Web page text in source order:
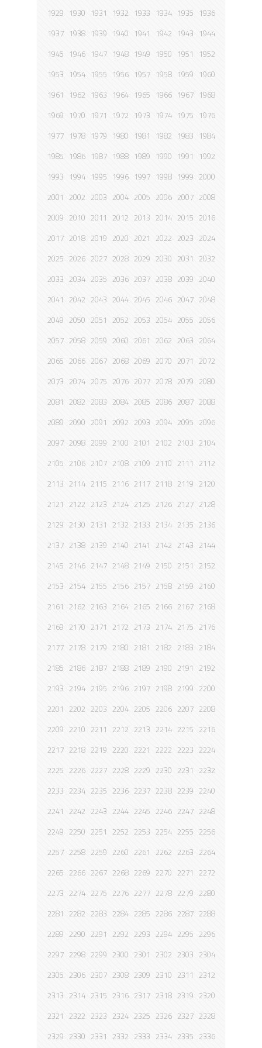
1929 1930 1931 1932 1933 1934 1935 1936
1937 1938 1939 1940 1941 1942 1943 1944
1945 1946 1947 1948 1949 1950 1951 1952
1953 1954 1955 1956 1957 1958 1959 1960
1961 1962 1963 1964 1965 1966 1967 1968
1969 1970 1971 1972 1973 1974 1975 1976
1977 1978 1979 1980 1981 1982 1983 1984
1985 1986 1987 1988 1989 1990 1991 1992
1993 1994 1995 1996 1997 1998 1999 2000
2001 2002 2003 2004 2005 2006 2007 2008
2009 2010 2011 2012 2013 2014 2015 2016
2017 2018 2019 2020 2021 2022 2023 2024
2025 2026 2027 2028 2029 2030 2031 2032
2033 2034 2035 2036 2037 2038 2039 2040
2041 2042 2043 2044 2045 2046 2047 2048
2049 2050 2051 2052 2053 2054 2055 2056
2057 2058 2059 2060 2061 2062 2063 2064
2065 2066 2067 2068 2069 2070 2071 2072
2073 2074 2075 2076 2077 2078 2079 2080
2081 2082 2083 2084 2085 2086 2087 2088
2089 2090 2091 2092 2093 2094 2095 2096
2097 2098 2099 2100 2101 2102 2103 2104
2105 2106 2107 2108 2109 2110 2111 2112
2113 2114 2115 2116 2117 2118 2119 2120
2121 2122 2123 2124 2125 2126 2127 2128
2129 2130 2131 2132 2133 2134 2135 2136
2137 2138 2139 2140 2141 2142 2143 2144
2145 2146 2147 2148 2149 2150 2151 2152
2153 2154 2155 2156 2157 2158 2159 2160
2161 2162 2163 2164 2165 2166 2167 2168
2169 2170 2171 2172 2173 2174 2175 2176
2177 2178 2179 2180 2181 2182 2183 2184
2185 2186 2187 2188 2189 2190 2191 2192
2193 2194 2195 2196 2197 2198 2199 2200
2201 2202 2203 2204 2205 2206 2207 2208
2209 2210 2211 2212 2213 2214 2215 2216
2217 2218 2219 2220 2221 2222 2223 2224
2225 2226 2227 2228 2229 2230 2231 2232
2233 2234 2235 2236 2237 2238 2239 2240
2241 2242 2243 2244 2245 2246 2247 2248
2249 2250 2251 2252 2253 2254 2255 2256
2257 2258 2259 2260 2261 2262 2263 2264
2265 2266 2267 2268 2269 2270 2271 2272
2273 2274 2275 2276 2277 2278 2279 2280
2281 2282 2283 2284 2285 2286 2287 2288
2289 2290 2291 2292 2293 2294 2295 2296
2297 2298 2299 2300 2301 2302 2303 2304
2305 2306 2307 2308 2309 2310 2311 2312
2313 2314 2315 2316 2317 2318 2319 2320
2321 2322 2323 2324 2325 2326 2327 2328
2329 2330 2331 2332 2333 2334 2335 2336